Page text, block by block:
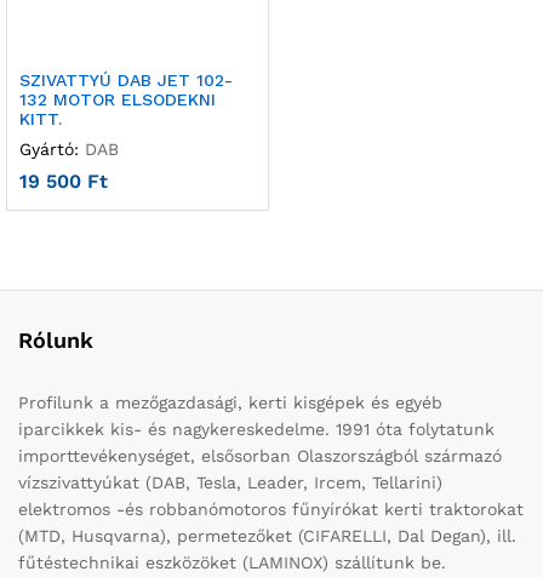
SZIVATTYÚ DAB JET 102-
132 MOTOR ELSODEKNI
KITT.
Gyártó: DAB
19 500 Ft
Rólunk
Profilunk a mezőgazdasági, kerti kisgépek és egyéb
iparcikkek kis- és nagykereskedelme. 1991 óta folytatunk
importtevékenységet, elsősorban Olaszországból származó
vízszivattyúkat (DAB, Tesla, Leader, Ircem, Tellarini)
elektromos -és robbanómotoros fűnyírókat kerti traktorokat
(MTD, Husqvarna), permetezőket (CIFARELLI, Dal Degan), ill.
fűtéstechnikai eszközöket (LAMINOX) szállítunk be.